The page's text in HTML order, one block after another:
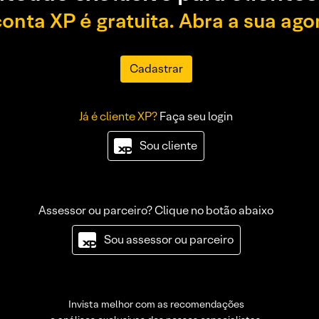
XP é gratuita. Abra a sua
Cadastrar
Já é cliente XP?Faça seu login
Sou cliente
Assessor ou parceiro? Clique no botão abaixo
Sou assessor ou parceiro
Invista melhor com as recomendações